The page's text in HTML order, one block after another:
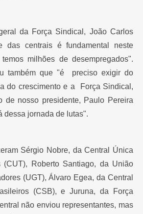
da Força Sindical, João Carlos
das centrais é fundamental neste
milhões de desempregados".
também que "é preciso exigir do
do crescimento e a Força Sindical,
de nosso presidente, Paulo Pereira
dessa jornada de lutas".
Sérgio Nobre, da Central Única
(CUT), Roberto Santiago, da União
(UGT), Álvaro Egea, da Central
(CSB), e Juruna, da Força
não enviou representantes, mas